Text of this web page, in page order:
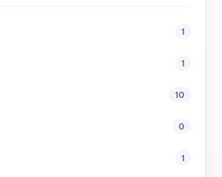
1
1
10
0
1